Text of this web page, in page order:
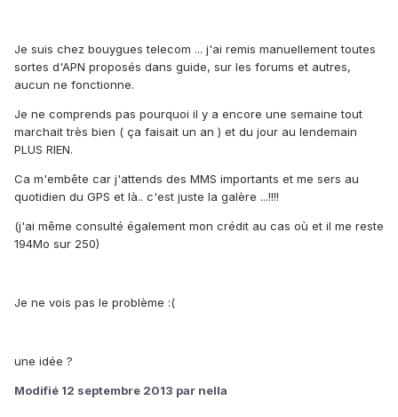
Je suis chez bouygues telecom ... j'ai remis manuellement toutes
sortes d'APN proposés dans guide, sur les forums et autres,
aucun ne fonctionne.
Je ne comprends pas pourquoi il y a encore une semaine tout
marchait très bien ( ça faisait un an ) et du jour au lendemain
PLUS RIEN.
Ca m'embête car j'attends des MMS importants et me sers au
quotidien du GPS et là.. c'est juste la galère ...!!!!
(j'ai même consulté également mon crédit au cas où et il me reste
194Mo sur 250)
Je ne vois pas le problème :(
une idée ?
Modifié 12 septembre 2013 par nella